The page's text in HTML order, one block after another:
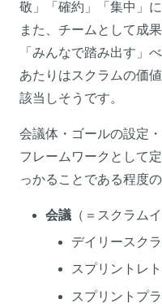
敬」「確約」「集中」
また、チームとして成
「みんなで踏み出す」
あたりはスクラムの価
該当しそうです。
会議体・ゴールの設定
フレームワークとして
っかることである程度
会議 （＝スクラム
デイリースク
スプリントレ
スプリントプ